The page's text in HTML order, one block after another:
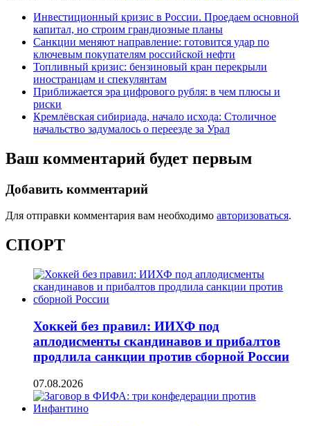
Инвестиционный кризис в России. Проедаем основной
капитал, но строим грандиозные планы
Санкции меняют направление: готовится удар по
ключевым покупателям российской нефти
Топливный кризис: бензиновый кран перекрыли
иностранцам и спекулянтам
Приближается эра цифрового рубля: в чем плюсы и
риски
Кремлёвская сибириада, начало исхода: Столичное
начальство задумалось о переезде за Урал
Ваш комментарий будет первым
Добавить комментарий
Для отправки комментария вам необходимо авторизоваться.
СПОРТ
Хоккей без правил: ИИХФ под
аплодисменты скандинавов и прибалтов
продлила санкции против сборной России
07.08.2026